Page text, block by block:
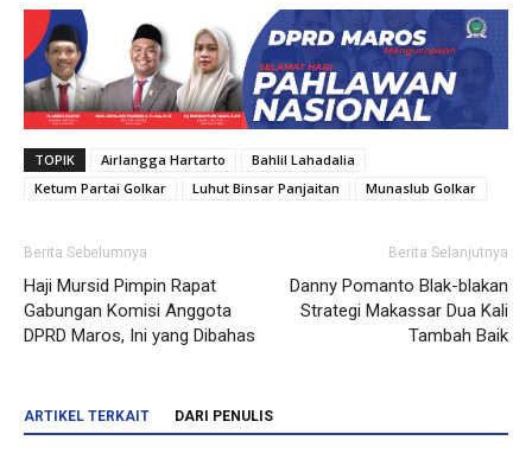
TOPIK Airlangga Hartarto
Bahlil Lahadalia
Ketum Partai Golkar
Luhut Binsar Panjaitan Munaslub Golkar
Berita Sebelumnya
Haji Mursid Pimpin Rapat
Gabungan Komisi Anggota
DPRD Maros, Ini yang Dibahas
Berita Selanjutnya
Danny Pomanto Blak-blakan
Strategi Makassar Dua Kali
Tambah Baik
ARTIKEL TERKAIT DARI PENULIS